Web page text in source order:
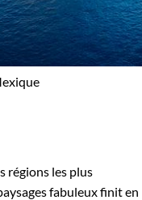
régions les plus
fabuleux finit en